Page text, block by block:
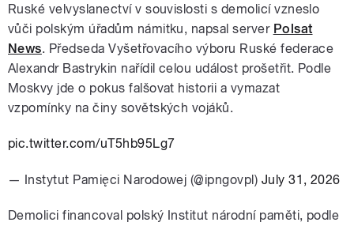
Ruské velvyslanectví v souvislosti s demolicí vzneslo
vůči polským úřadům námitku, napsal server Polsat
News. Předseda Vyšetřovacího výboru Ruské federace
Alexandr Bastrykin nařídil celou událost prošetřit. Podle
Moskvy jde o pokus falšovat historii a vymazat
vzpomínky na činy sovětských vojáků.
pic.twitter.com/uT5hb95Lg7
— Instytut Pamięci Narodowej (@ipngovpl) July 31, 2026
Demolici financoval polský Institut národní paměti, podle